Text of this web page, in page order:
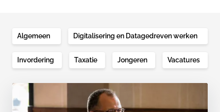
Algemeen Digitalisering en Datagedreven werken
Invordering Taxatie Jongeren Vacatures